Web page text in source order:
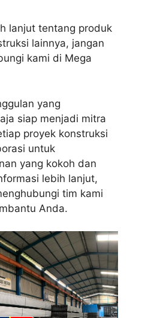
lanjut tentang produk
lainnya, jangan
kami di Mega
yang
siap menjadi mitra
proyek konstruksi
untuk
yang kokoh dan
lebih lanjut,
tim kami
Anda.